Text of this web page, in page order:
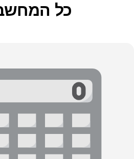
כל